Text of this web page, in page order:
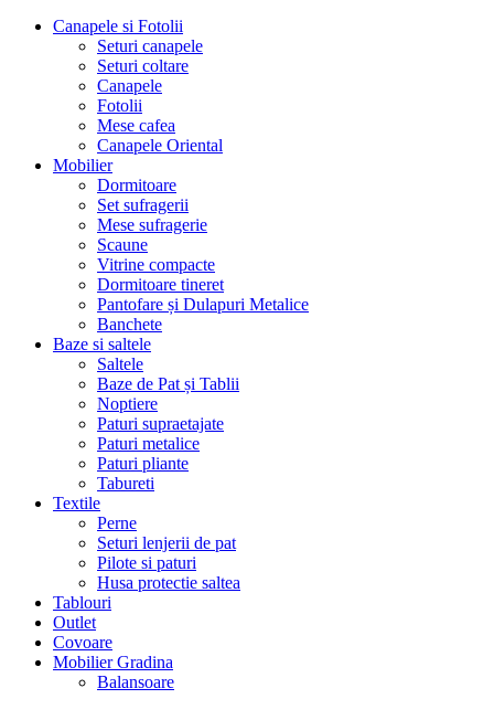
Canapele si Fotolii
Seturi canapele
Seturi coltare
Canapele
Fotolii
Mese cafea
Canapele Oriental
Mobilier
Dormitoare
Set sufragerii
Mese sufragerie
Scaune
Vitrine compacte
Dormitoare tineret
Pantofare și Dulapuri Metalice
Banchete
Baze si saltele
Saltele
Baze de Pat și Tablii
Noptiere
Paturi supraetajate
Paturi metalice
Paturi pliante
Tabureti
Textile
Perne
Seturi lenjerii de pat
Pilote si paturi
Husa protectie saltea
Tablouri
Outlet
Covoare
Mobilier Gradina
Balansoare